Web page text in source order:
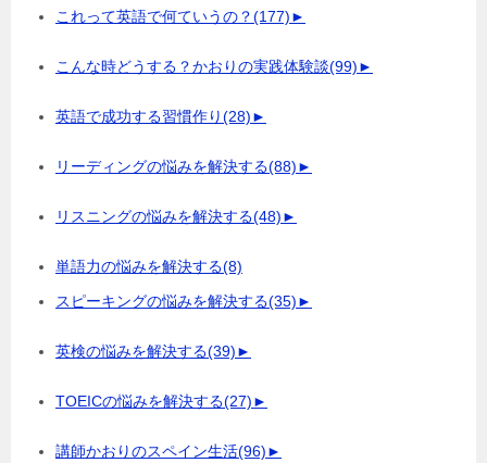
これって英語で何ていうの？(177)►
こんな時どうする？かおりの実践体験談(99)►
英語で成功する習慣作り(28)►
リーディングの悩みを解決する(88)►
リスニングの悩みを解決する(48)►
単語力の悩みを解決する(8)
スピーキングの悩みを解決する(35)►
英検の悩みを解決する(39)►
TOEICの悩みを解決する(27)►
講師かおりのスペイン生活(96)►